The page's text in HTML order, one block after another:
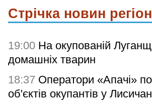
Стрічка новин
19:00 На окупованій
домашніх тварин
18:37 Оператори «Апачі»
об'єктів окупантів у